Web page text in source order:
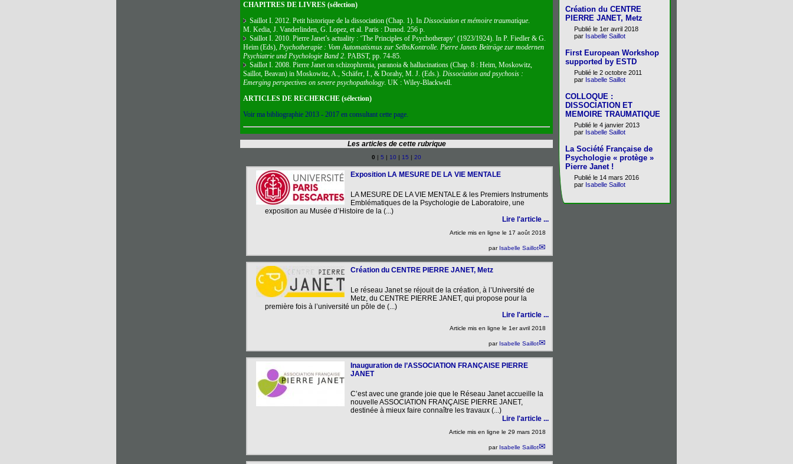
CHAPITRES DE LIVRES (sélection)
Saillot I. 2012. Petit historique de la dissociation (Chap. 1). In Dissociation et mémoire traumatique.
M. Kedia, J. Vanderlinden, G. Lopez, et al. Paris : Dunod. 256 p.
Saillot I. 2010. Pierre Janet’s actuality : ‘The Principles of Psychotherapy‘ (1923/1924). In P. Fiedler & G.
Heim (Eds), Psychotherapie : Vom Automatismus zur SelbsKontrolle. Pierre Janets Beiträge zur modernen
Psychiatrie und Psychologie Band 2. PABST, pp. 74-85.
Saillot I. 2008. Pierre Janet on schizophrenia, paranoia & hallucinations (Chap. 8 : Heim, Moskowitz,
Saillot, Beavan) in Moskowitz, A., Schäfer, I., & Dorahy, M. J. (Eds.). Dissociation and psychosis :
Emerging perspectives on severe psychopathology. UK : Wiley-Blackwell.
ARTICLES DE RECHERCHE (sélection)
Voir ma bibliographie 2013 - 2017 en consultant cette page.
Les articles de cette rubrique
0 | 5 | 10 | 15 | 20
Exposition LA MESURE DE LA VIE MENTALE
LA MESURE DE LA VIE MENTALE & les Premiers Instruments
Emblématiques de la Psychologie de Laboratoire, une
exposition au Musée d’Histoire de la (...)
Lire l'article ...
Article mis en ligne le 17 août 2018
par Isabelle Saillot
Création du CENTRE PIERRE JANET, Metz
Le réseau Janet se réjouit de la création, à l’Université de
Metz, du CENTRE PIERRE JANET, qui propose pour la
première fois à l’université un pôle de (...)
Lire l'article ...
Article mis en ligne le 1er avril 2018
par Isabelle Saillot
Inauguration de l’ASSOCIATION FRANÇAISE PIERRE
JANET
C’est avec une grande joie que le Réseau Janet accueille la
nouvelle ASSOCIATION FRANÇAISE PIERRE JANET,
destinée à mieux faire connaître les travaux (...)
Lire l'article ...
Article mis en ligne le 29 mars 2018
par Isabelle Saillot
Création du CENTRE
PIERRE JANET, Metz
Publié le 1er avril 2018
par Isabelle Saillot
First European Workshop
supported by ESTD
Publié le 2 octobre 2011
par Isabelle Saillot
COLLOQUE :
DISSOCIATION ET
MEMOIRE TRAUMATIQUE
Publié le 4 janvier 2013
par Isabelle Saillot
La Société Française de
Psychologie « protège »
Pierre Janet !
Publié le 14 mars 2016
par Isabelle Saillot